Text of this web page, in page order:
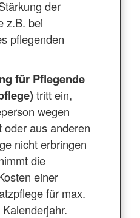
der
z.B. bei
pflegenden
für Pflegende
tritt ein,
wegen
oder aus anderen
nicht erbringen
die
einer
für max.